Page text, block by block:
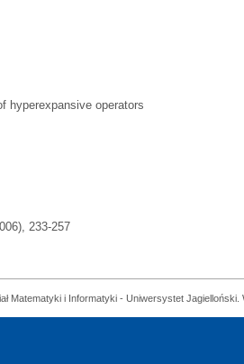
hyperexpansive operators
233-257
Matematyki i Informatyki - Uniwersystet